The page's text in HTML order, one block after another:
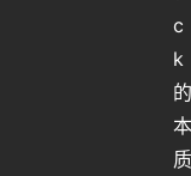
c
k
的
本
质